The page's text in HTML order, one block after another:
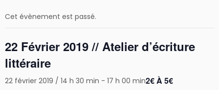
Cet évènement est passé.
22 Février 2019 // Atelier d’écriture
littéraire
22 février 2019 / 14 h 30 min - 17 h 00 min2€ À 5€